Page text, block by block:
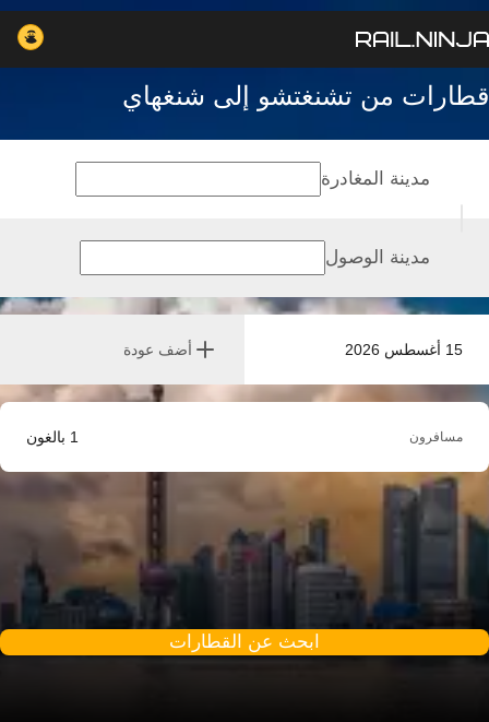
قطارات من تشنغتشو إلى شنغهاي
15 أغسطس 2026 أضف عودة
مدينة المغادرة
مدينة الوصول
مسافرون 1 بالغون
ابحث عن القطارات